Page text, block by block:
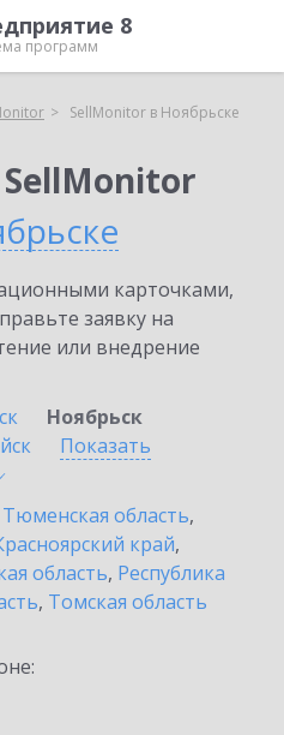
8
программ
SellMonitor в Ноябрьске
карточками,
заявку на
или внедрение
Ноябрьск
Показать
Тюменская область,
край,
область, Республика
, Томская область